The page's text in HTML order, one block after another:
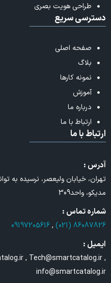
طراحی هویت بصری
دسترسی سریع
صفحه اصلی
بلاگ
نمونه کارها
آموزش
درباره ما
ارتباط با ما
ارتباط با ما
آدرس :
تهران، خیابان ولیعصر، نرسیده به
مدیکو، واحد309
شماره تماس :
86087826 (021)
,
09197205616
ایمیل :
, Tech@smartcatalog.ir ,
info@smartcatalog.ir